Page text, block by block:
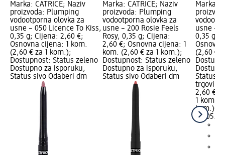
Marka: CATRICE; Naziv
proizvoda: Plumping
vodootporna olovka za
usne – 050 Licence To Kiss,
0,35 g; Cijena: 2,60 €;
Osnovna cijena: 1 kom.
(2,60 € za 1 kom.);
Dostupnost: Status zeleno
Dostupno za isporuku,
Status sivo Odaberi dm
Marka: CATRICE; Naziv
proizvoda: Plumping
vodootporna olovka za
usne – 200 Rosie Feels
Rosy, 0,35 g; Cijena:
2,60 €; Osnovna cijena: 1
kom. (2,60 € za 1 kom.);
Dostupnost: Status zeleno
Dostupno za isporuku,
Status sivo Odaberi dm
Marka:
usne –
0,35 g;
(2,60 €
Status
trgovinu
2,60 €
1 kom.
kom.)